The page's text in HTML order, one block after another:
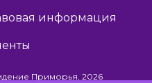
информация
Приморья, 2026